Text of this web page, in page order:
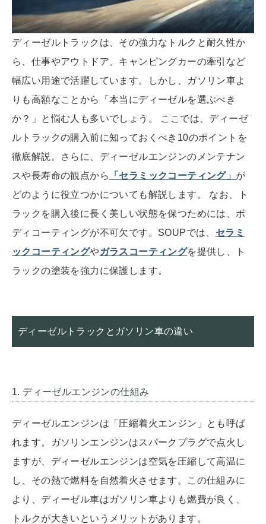
ディーゼルトラックは、その強力なトルクと耐久性か
ら、仕事やアウトドア、キャンピングカーの牽引など
幅広い用途で活躍しています。しかし、ガソリン車よ
りも高額なことから「本当にディーゼルを選ぶべき
か？」と悩む人も多いでしょう。 ここでは、ディーゼ
ルトラックの購入前に知っておくべき10のポイントを
徹底解説。さらに、ディーゼルエンジンのメンテナン
スや長寿命の観点から
「セラミックコーティング」 が
どのように役立つかについても解説します。 なお、ト
ラックを購入後に長く美しい状態を保つためには、ボ
ディコーティングが不可欠です。SOUPでは、 セラミ
ックコーティングやガラスコーティングを提供し、ト
ラックの塗装を強力に保護します。
ディーゼルトラックとガソリン車の違い
1. ディーゼルエンジンの仕組み
ディーゼルエンジンは「圧縮着火エンジン」とも呼ば
れます。ガソリンエンジンはスパークプラグで点火し
ますが、ディーゼルエンジンは空気を圧縮して高温に
し、その熱で燃料を自然着火させます。この仕組みに
より、ディーゼル車はガソリン車よりも燃費が良く、
トルクが大きいというメリットがあります。